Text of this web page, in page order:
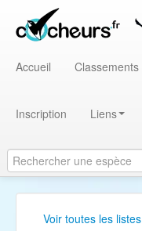
Accueil Classements
Inscription Liens
Voir toutes les listes